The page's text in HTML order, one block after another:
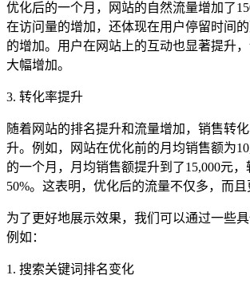
优化后的一个月，网站的自然流量增加了
在访问量的增加，还体现在用户停留时间
的增加。用户在网站上的互动也显著提升
大幅增加。
3. 转化率提升
随着网站的排名提升和流量增加，销售转
升。例如，网站在优化前的月均销售额为
的一个月，月均销售额提升到了15,000元，
50%。这表明，优化后的流量不仅多，而且
为了更好地展示效果，我们可以通过一些具
例如：
1. 搜索关键词排名变化